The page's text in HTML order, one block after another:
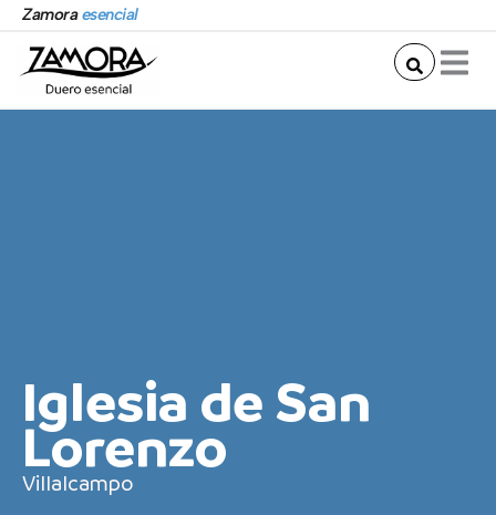
contenido
Zamoraesencial
Iglesia de San
Lorenzo
Villalcampo